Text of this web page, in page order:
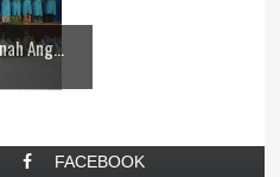
Ang...
FACEBOOK